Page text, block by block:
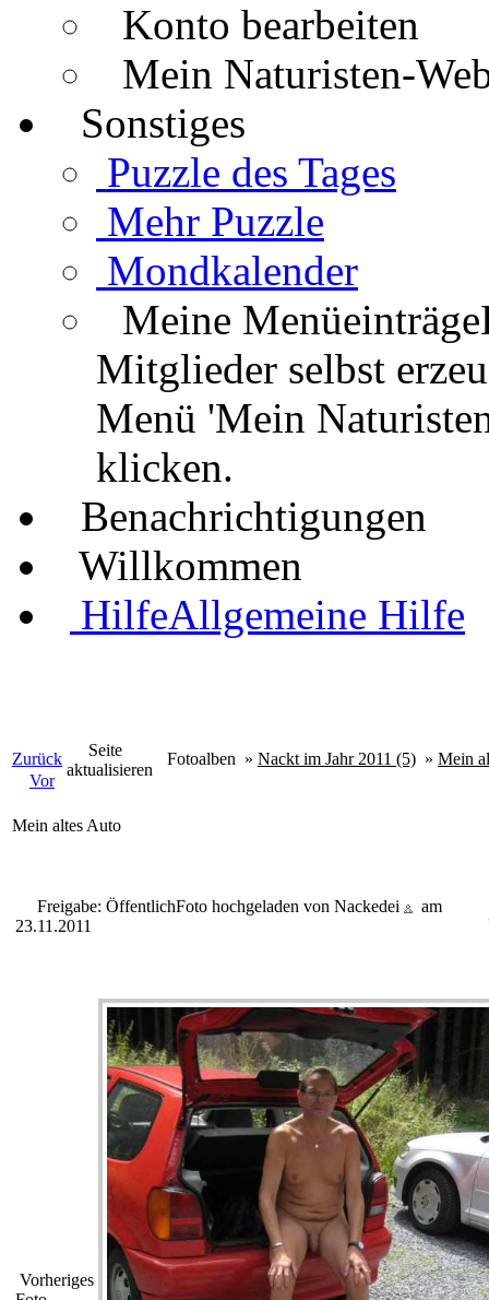
Konto bearbeiten
Mein Naturisten-
Sonstiges
Puzzle des Tages
Mehr Puzzle
Mondkalender
Meine Menüeinträge
Mitglieder selbst
Menü 'Mein
klicken.
Benachrichtigungen
Willkommen
HilfeAllgemeine Hilfe
Zurück
Vor
Seite
aktualisieren
Fotoalben » Nackt im Jahr 2011 (5) » Mein
Mein altes Auto
Freigabe: ÖffentlichFoto hochgeladen von Nackedei
am
23.11.2011
Vorheriges